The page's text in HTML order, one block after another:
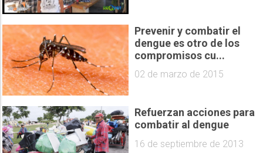
Prevenir y combatir el
dengue es otro de los
compromisos cu...
02 de marzo de 2015
Refuerzan acciones para
combatir al dengue
16 de septiembre de 2013